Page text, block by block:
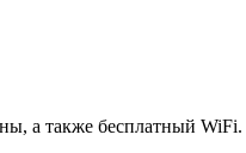
а также бесплатный WiFi.